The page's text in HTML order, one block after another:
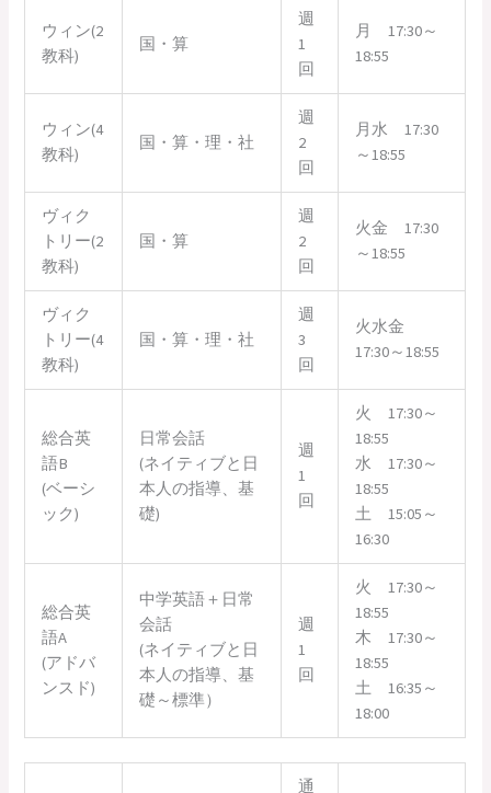
ウィン(2
教科)
国・算
週
1
回
月 17:30～
18:55
ウィン(4
教科)
国・算・理・社
週
2
回
月水 17:30
～18:55
ヴィク
トリー(2
教科)
国・算
週
2
回
火金 17:30
～18:55
ヴィク
トリー(4
教科)
国・算・理・社
週
3
回
火水金
17:30～18:55
総合英
語B
(ベーシ
ック)
日常会話
(ネイティブと日
本人の指導、基
礎)
週
1
回
火 17:30～
18:55
水 17:30～
18:55
土 15:05～
16:30
総合英
語A
(アドバ
ンスド)
中学英語＋日常
会話
(ネイティブと日
本人の指導、基
礎～標準）
週
1
回
火 17:30～
18:55
木 17:30～
18:55
土 16:35～
18:00
通